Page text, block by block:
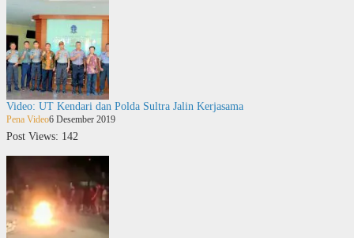
Video: UT Kendari dan Polda Sultra Jalin Kerjasama
Pena Video6 Desember 2019
Post Views: 142